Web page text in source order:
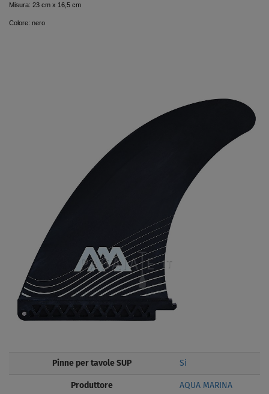
Misura: 23 cm x 16,5 cm
Colore: nero
Pinne per tavole SUP Si
Produttore AQUA MARINA